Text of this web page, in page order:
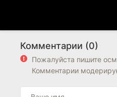
Комментарии (0)
Пожалуйста пишите
Комментарии